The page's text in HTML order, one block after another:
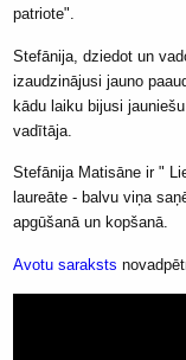
patriote".
Stefānija, dziedot un
izaudzinājusi jauno
kādu laiku bijusi
vadītāja.
Stefānija Matisāne ir "
laureāte - balvu viņa
apgūšanā un kopšanā.
Avotu saraksts